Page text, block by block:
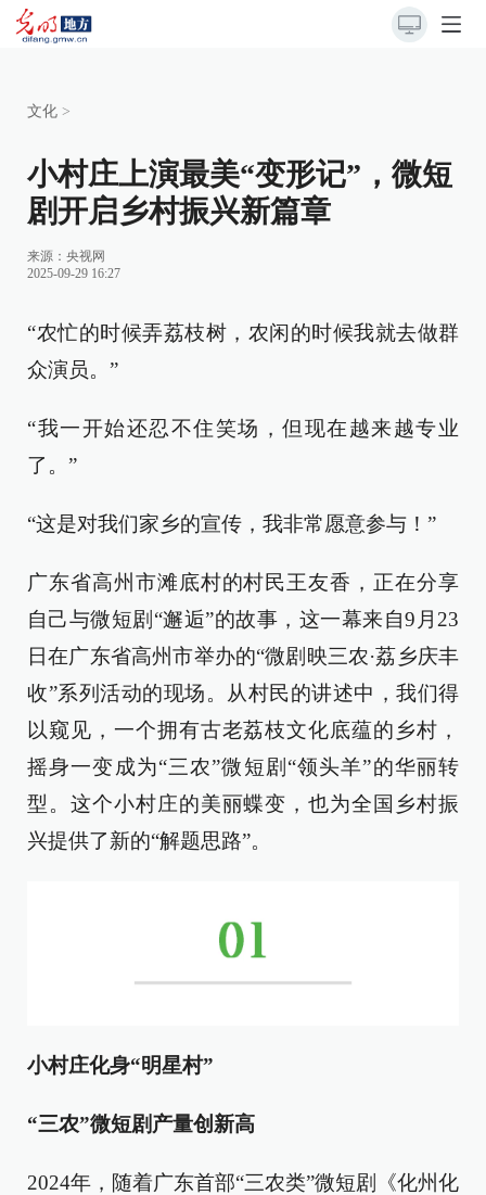
文化 >
小村庄上演最美“变形记”，微短
剧开启乡村振兴新篇章
来源： 央视网
2025-09-29 16:27
“农忙的时候弄荔枝树，农闲的时候我就去做群
众演员。”
“我一开始还忍不住笑场，但现在越来越专业
了。”
“这是对我们家乡的宣传，我非常愿意参与！”
广东省高州市滩底村的村民王友香，正在分享
自己与微短剧“邂逅”的故事，这一幕来自9月23
日在广东省高州市举办的“微剧映三农·荔乡庆丰
收”系列活动的现场。从村民的讲述中，我们得
以窥见，一个拥有古老荔枝文化底蕴的乡村，
摇身一变成为“三农”微短剧“领头羊”的华丽转
型。这个小村庄的美丽蝶变，也为全国乡村振
兴提供了新的“解题思路”。
小村庄化身“明星村”
“三农”微短剧产量创新高
2024年，随着广东首部“三农类”微短剧《化州化